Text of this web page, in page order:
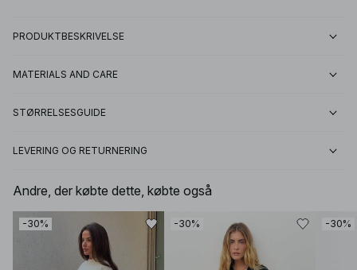
PRODUKTBESKRIVELSE
MATERIALS AND CARE
STØRRELSESGUIDE
LEVERING OG RETURNERING
Andre, der købte dette, købte også
-30% -30% -30%